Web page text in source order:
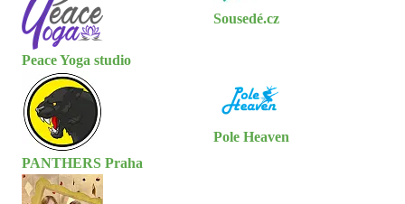
Peace Yoga studio
Sousedé.cz
PANTHERS Praha
Pole Heaven